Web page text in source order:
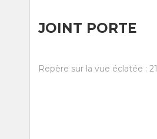
JOINT PORTE
Repère sur la vue éclatée : 21